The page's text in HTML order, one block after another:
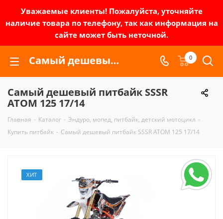
Уважаемые клиенты! Пожалуйста, уточняйте
наличие товара по телефону, так как информация на
сайте может быть неточной.
Самый дешевый питбайк SSSR ATOM 125 17/14 | Зел-мото 0
Самый дешевый питбайк SSSR
ATOM 125 17/14
Главная - Каталог - Эндуро, мопед, питбайк, детский мотоцикл -
Купить питбайк - Самый дешевый питбайк SSSR ATOM 125 17/14
ХИТ